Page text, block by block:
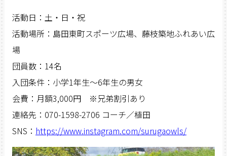
活動日：土・日・祝
活動場所：島田東町スポーツ広場、藤枝築地ふれあい広
場
団員数：14名
入団条件：小学1年生～6年生の男女
会費：月額3,000円 ※兄弟割引あり
連絡先：070-1598-2706 コーチ／植田
SNS： https://www.instagram.com/surugaowls/